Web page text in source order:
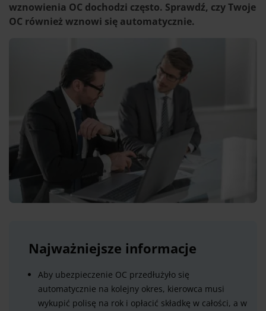
wznowienia OC dochodzi często. Sprawdź, czy Twoje
OC również wznowi się automatycznie.
Najważniejsze informacje
Aby ubezpieczenie OC przedłużyło się
automatycznie na kolejny okres, kierowca musi
wykupić polisę na rok i opłacić składkę w całości, a w